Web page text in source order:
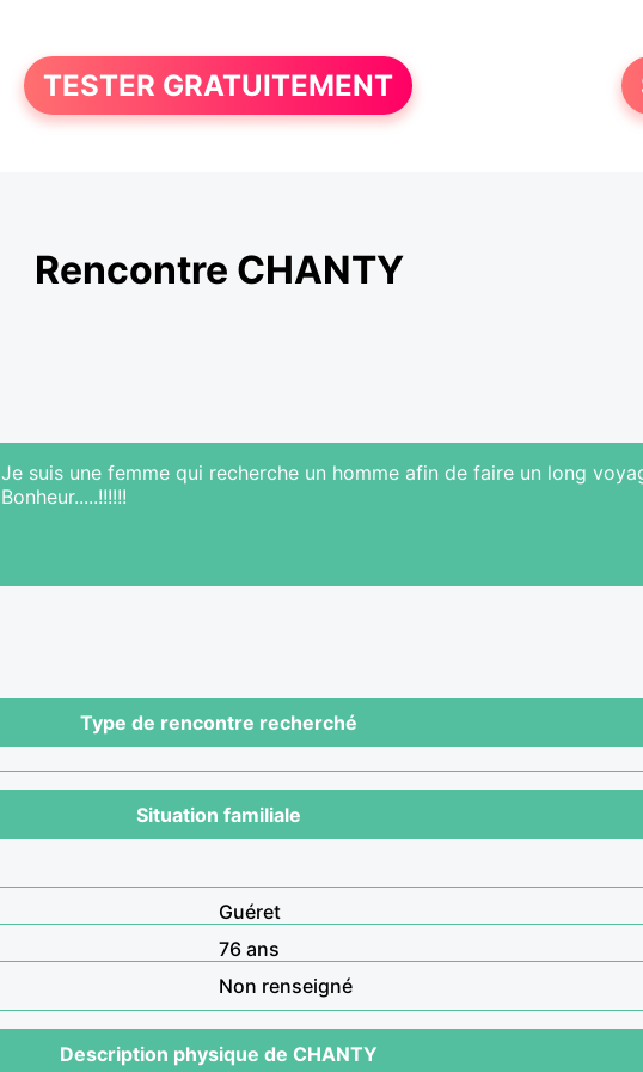
TESTER GRATUITEMENT
Rencontre CHANTY
Je suis une femme qui recherche un homme afin de faire un long
Bonheur.....!!!!!!
Type de rencontre recherché
Situation familiale
Guéret
76 ans
Non renseigné
Description physique de CHANTY